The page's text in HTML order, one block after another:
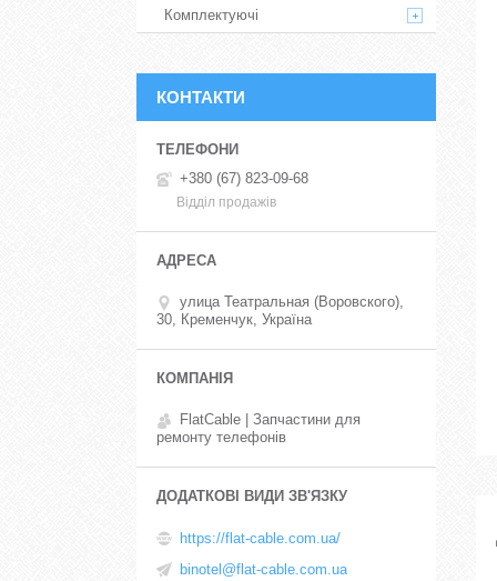
Комплектуючі
КОНТАКТИ
+380 (67) 823-09-68
Відділ продажів
улица Театральная (Воровского),
30, Кременчук, Україна
FlatCable | Запчастини для
ремонту телефонів
https://flat-cable.com.ua/
binotel@flat-cable.com.ua